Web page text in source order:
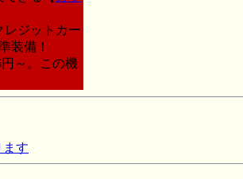
レジットカー
装備！
～。この機
ます